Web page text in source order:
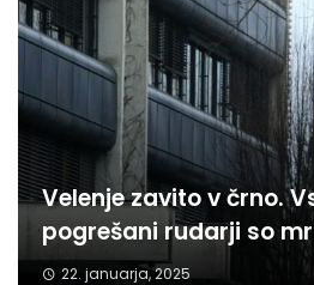
Velenje zavito v črno.
pogrešani rudarji so
22. januarja, 2025